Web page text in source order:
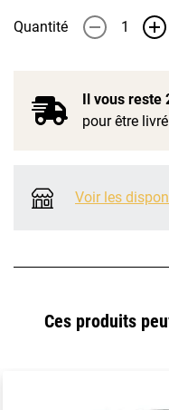
Quantité - +
Il vous reste
pour être
Voir les
Ces produits